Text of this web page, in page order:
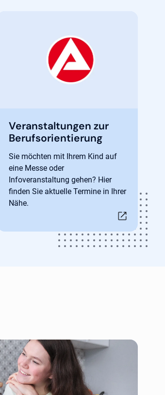
Veranstaltungen zur
Berufsorientierung
Sie möchten mit Ihrem Kind auf
eine Messe oder
Infoveranstaltung gehen? Hier
finden Sie aktuelle Termine in Ihrer
Nähe.